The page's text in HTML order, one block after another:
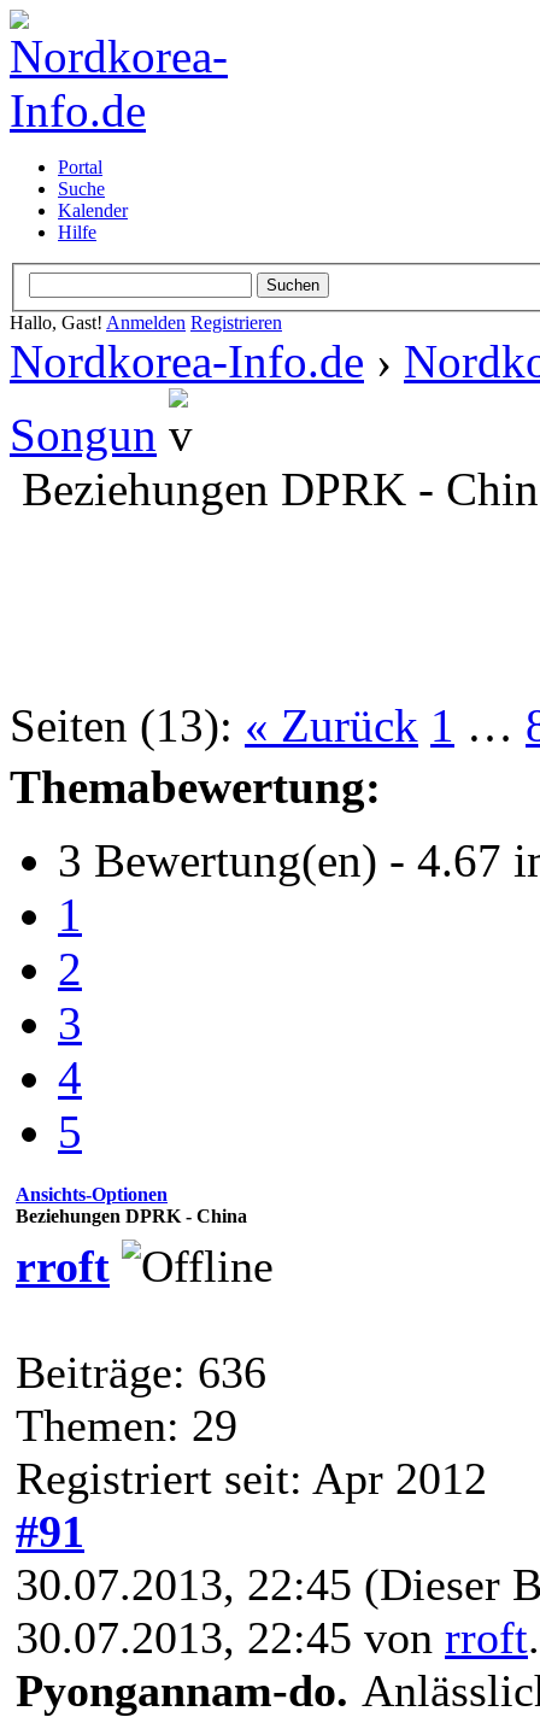
Portal
Suche
Kalender
Hilfe
Hallo, Gast! Anmelden Registrieren
Nordkorea-Info.de ›
Songun
Beziehungen DPRK -
Seiten (13): « Zurück 1 …
Themabewertung:
3 Bewertung(en) - 4.67
1
2
3
4
5
Ansichts-Optionen
Beziehungen DPRK - China
rroft
Beiträge: 636
Themen: 29
Registriert seit: Apr 2012
#91
30.07.2013, 22:45 (Dieser
30.07.2013, 22:45 von rroft
Pyongannam-do.